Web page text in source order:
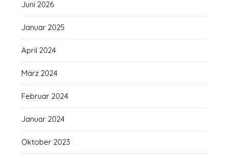
Juni 2026
Januar 2025
April 2024
März 2024
Februar 2024
Januar 2024
Oktober 2023